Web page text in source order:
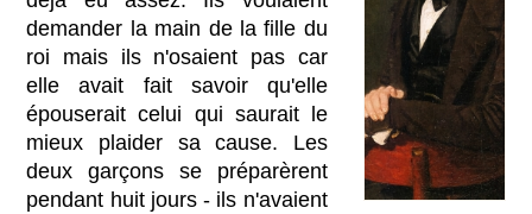
demander la main de la fille du
roi mais ils n'osaient pas car
elle avait fait savoir qu'elle
épouserait celui qui saurait le
mieux plaider sa cause. Les
deux garçons se préparèrent
pendant huit jours - ils n'avaient